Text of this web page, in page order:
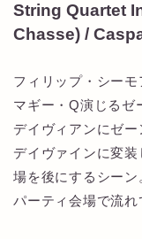
String Quartet
Chasse) /
フィリップ・シーモ
マギー・Q演じるゼ
デイヴィアンにゼ
デイヴァインに変
場を後にするシーン
パーティ会場で流れ